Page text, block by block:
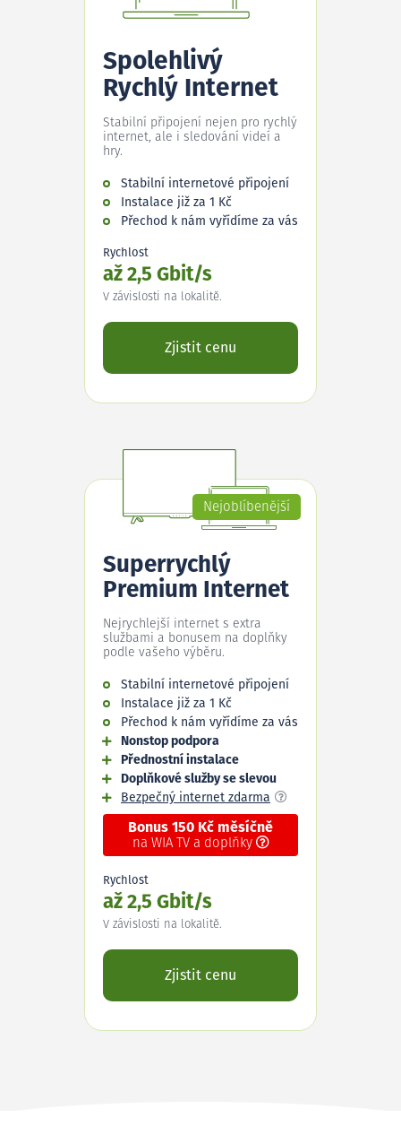
Spolehlivý
Rychlý Internet
Stabilní připojení nejen pro rychlý
internet, ale i sledování videí a
hry.
Stabilní internetové připojení
Instalace již za 1 Kč
Přechod k nám vyřídíme za vás
Rychlost
až 2,5 Gbit/s
V závislosti na lokalitě.
Zjistit cenu
Nejoblíbenější
Superrychlý
Premium Internet
Nejrychlejší internet s extra
službami a bonusem na doplňky
podle vašeho výběru.
Stabilní internetové připojení
Instalace již za 1 Kč
Přechod k nám vyřídíme za vás
Nonstop podpora
Přednostní instalace
Doplňkové služby se slevou
Bezpečný internet zdarma
Bonus 150 Kč měsíčně
na WIA TV a doplňky
Rychlost
až 2,5 Gbit/s
V závislosti na lokalitě.
Zjistit cenu